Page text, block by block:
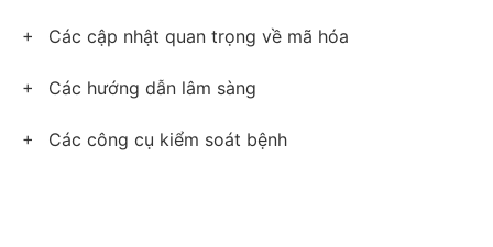
Các cập nhật quan trọng về mã hóa
Các hướng dẫn lâm sàng
Các công cụ kiểm soát bệnh